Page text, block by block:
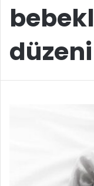
düzeni